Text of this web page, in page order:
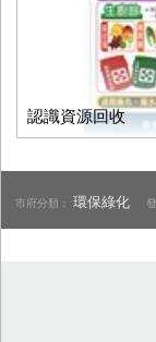
認識資源回收
市府分類：環保綠化